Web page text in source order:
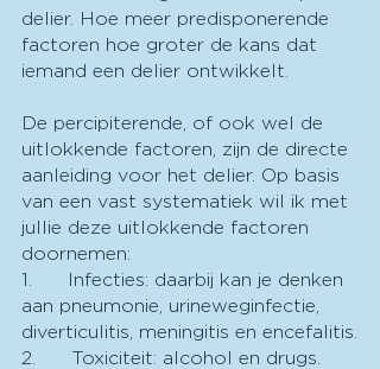
delier. Hoe meer predisponerende
factoren hoe groter de kans dat
iemand een delier ontwikkelt.
De percipiterende, of ook wel de
uitlokkende factoren, zijn de directe
aanleiding voor het delier. Op basis
van een vast systematiek wil ik met
jullie deze uitlokkende factoren
doornemen:
1.      Infecties: daarbij kan je denken
aan pneumonie, urineweginfectie,
diverticulitis, meningitis en encefalitis.
2.      Toxiciteit: alcohol en drugs.